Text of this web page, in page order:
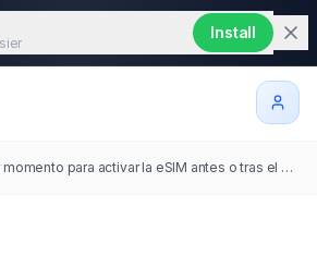
Install
El mejor momento para activar la eSIM antes o tras el vuelo